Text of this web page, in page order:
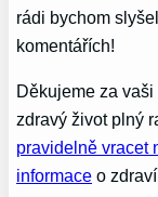
rádi bychom
komentářích!
Děkujeme za
zdravý život plný
pravidelně vracet
informace o